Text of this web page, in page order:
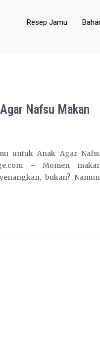
Resep Jamu
Nafsu Makan
untuk Anak Agar
– Momen
bukan?